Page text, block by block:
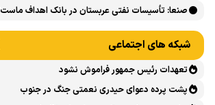
«اربعین حسینی در منظومه فکری رهبر شهید، امام
صنعا: تأسیسات نفتی عربستان در بانک اهداف
شبکه های اجتماعی
تعهدات رئیس جمهور فراموش نشود
پشت پرده دعوای حیدری نعمتی جنگ در جنوب